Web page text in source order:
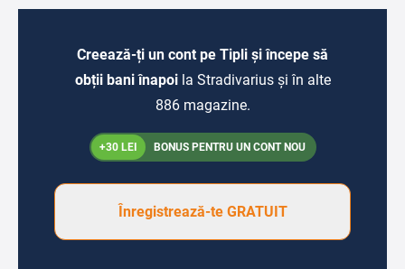
Creează-ți un cont pe Tipli și începe să
obții bani înapoi la Stradivarius și în alte
886 magazine.
+30 LEI BONUS PENTRU UN CONT NOU
Înregistrează-te GRATUIT